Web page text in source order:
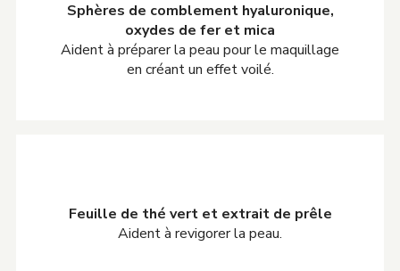
Sphères de comblement hyaluronique,
oxydes de fer et mica
Aident à préparer la peau pour le maquillage
en créant un effet voilé.
Feuille de thé vert et extrait de prêle
Aident à revigorer la peau.